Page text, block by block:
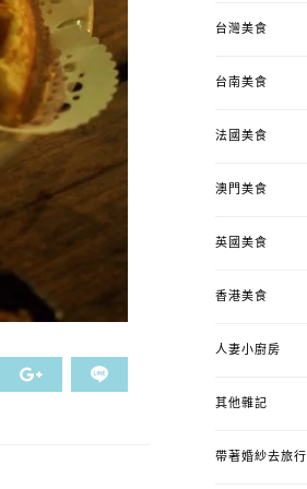
台灣美食
台南美食
法國美食
澳門美食
英國美食
香港美食
人妻小廚房
其他雜記
帶著婚紗去旅行